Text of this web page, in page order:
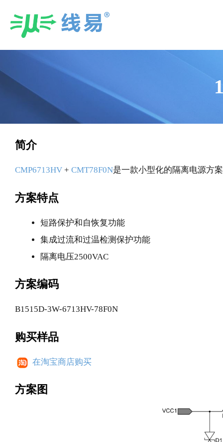
简介
CMP6713HV + CMT78F0N是一款小型化的隔离电源方
方案特点
短路保护和自恢复功能
集成过流和过温检测保护功能
隔离电压2500VAC
方案编码
B1515D-3W-6713HV-78F0N
购买样品
在淘宝商店购买
方案图